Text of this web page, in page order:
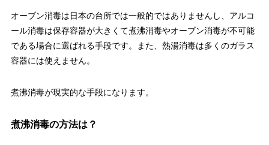
オーブン消毒は日本の台所では一般的ではありませんし、アルコ
ール消毒は保存容器が大きくて煮沸消毒やオーブン消毒が不可能
である場合に選ばれる手段です。また、熱湯消毒は多くのガラス
容器には使えません。
煮沸消毒が現実的な手段になります。
煮沸消毒の方法は？